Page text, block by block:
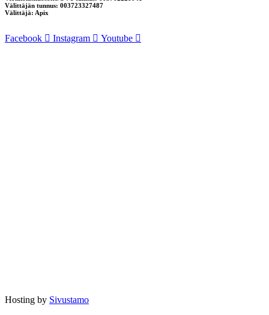
Välittäjän tunnus: 003723327487
Välittäjä: Apix
Facebook Instagram Youtube
Hosting by Sivustamo